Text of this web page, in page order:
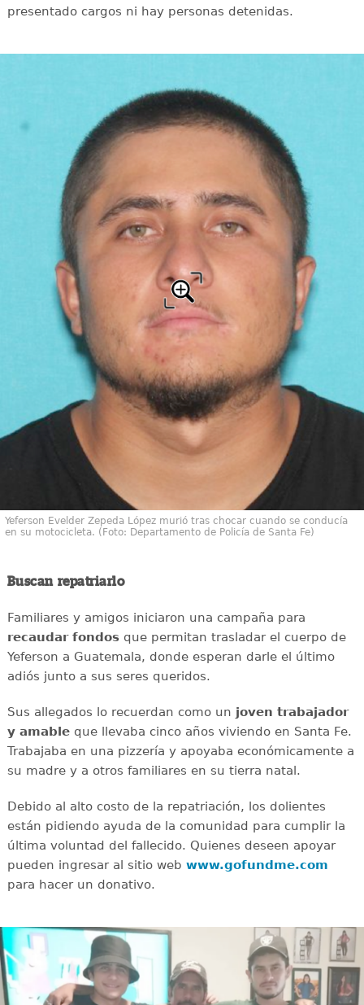
presentado cargos ni hay personas detenidas.
Yeferson Evelder Zepeda López murió tras chocar cuando se conducía
en su motocicleta. (Foto: Departamento de Policía de Santa Fe)
Buscan repatriarlo
Familiares y amigos iniciaron una campaña para
recaudar fondosque permitan trasladar el cuerpo de
Yeferson a Guatemala, donde esperan darle el último
adiós junto a sus seres queridos.
Sus allegados lo recuerdan como un joven trabajador
y amableque llevaba cinco años viviendo en Santa Fe.
Trabajaba en una pizzería y apoyaba económicamente a
su madre y a otros familiares en su tierra natal.
Debido al alto costo de la repatriación, los dolientes
están pidiendo ayuda de la comunidad para cumplir la
última voluntad del fallecido. Quienes deseen apoyar
pueden ingresar al sitio web www.gofundme.com
para hacer un donativo.